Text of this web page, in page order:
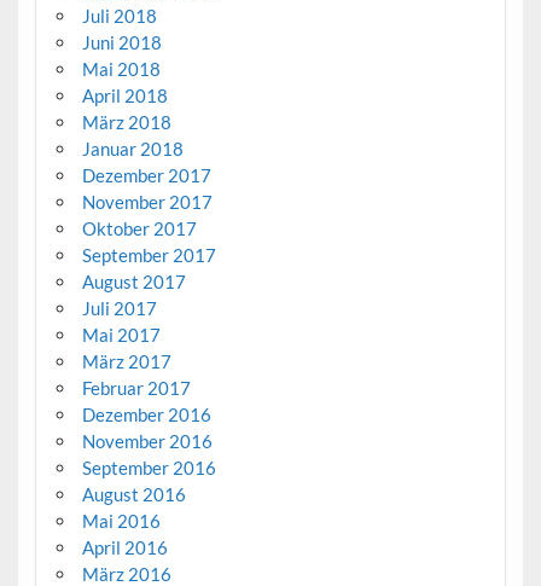
Juli 2018
Juni 2018
Mai 2018
April 2018
März 2018
Januar 2018
Dezember 2017
November 2017
Oktober 2017
September 2017
August 2017
Juli 2017
Mai 2017
März 2017
Februar 2017
Dezember 2016
November 2016
September 2016
August 2016
Mai 2016
April 2016
März 2016